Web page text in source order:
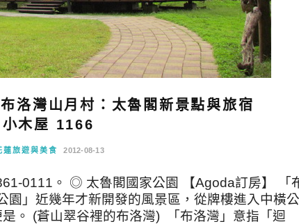
洛灣山月村：太魯閣新景點與旅宿
小木屋 1166
蓮旅遊與美食 2012-08-13
0111。 ◎ 太魯閣國家公園 【Agoda訂房】 「
園」近幾年才新開發的風景區，從牌樓進入中橫公
。 (蒼山翠谷裡的布洛灣) 「布洛灣」意指「迴